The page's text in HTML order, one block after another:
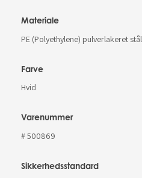
Materiale
PE (Polyethylene) pulverlakeret stål
Farve
Hvid
Varenummer
# 500869
Sikkerhedsstandard